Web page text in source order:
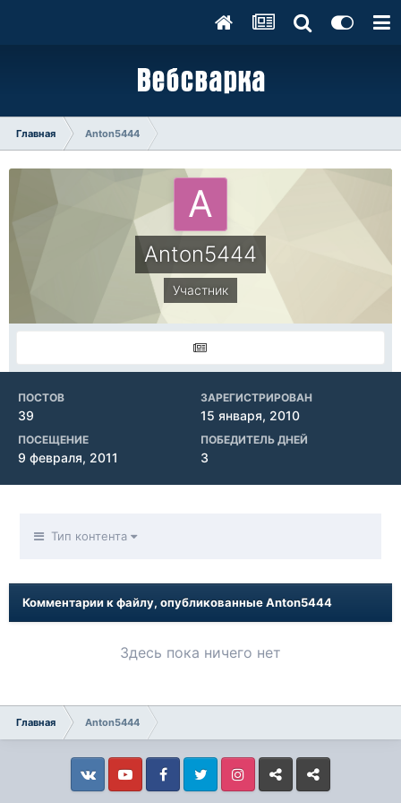
Главная Anton5444
Anton5444
Участник
ПОСТОВ
39
ЗАРЕГИСТРИРОВАН
15 января, 2010
ПОСЕЩЕНИЕ
9 февраля, 2011
ПОБЕДИТЕЛЬ ДНЕЙ
3
Тип контента
Комментарии к файлу, опубликованные Anton5444
Здесь пока ничего нет
Главная Anton5444
VkontakteYouTube FacebookTwitter InstagramLivejournalOdnoklassniki